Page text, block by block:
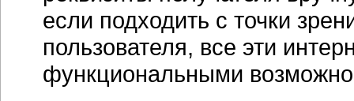
если подходить с точки
пользователя, все эти
функциональными